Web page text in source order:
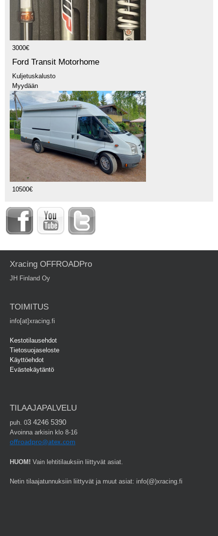
3000€
Ford Transit Motorhome
Kuljetuskalusto
Myydään
10500€
Xracing OFFROADPro
JH Finland Oy
TOIMITUS
info[at]xracing.fi
Kestotilausehdot
Tietosuojaseloste
Käyttöehdot
Evästekäytäntö
TILAAJAPALVELU
puh. 03 4246 5390
Avoinna arkisin klo 8-16
offroadpro@atex.com
HUOM! Vain lehtitilauksiin liittyvät asiat.
Netin tilaajatunnuksiin liittyvät ja muut asiat: info(@)xracing.fi